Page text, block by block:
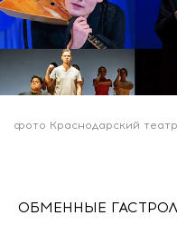
фото Краснодарский
ОБМЕННЫЕ